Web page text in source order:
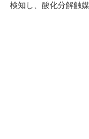
検知し、酸化分解触